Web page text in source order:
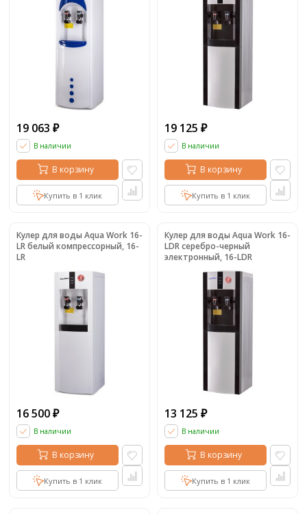
19 063 ₽
В наличии
В корзину
Купить в 1 клик
19 125 ₽
В наличии
В корзину
Купить в 1 клик
Кулер для воды Aqua Work 16-
LR белый компрессорный, 16-
LR
16 500 ₽
В наличии
В корзину
Купить в 1 клик
Кулер для воды Aqua Work 16-
LDR серебро-черный
электронный, 16-LDR
13 125 ₽
В наличии
В корзину
Купить в 1 клик